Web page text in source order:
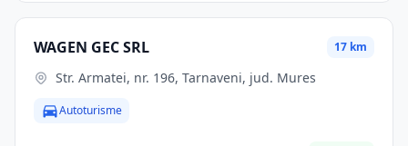
WAGEN GEC SRL 17 km
Str. Armatei, nr. 196, Tarnaveni, jud. Mures
Autoturisme